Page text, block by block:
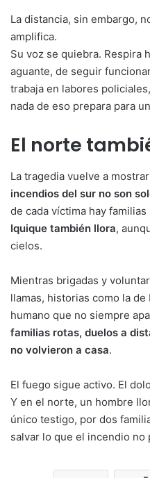
La distancia, sin embargo,
amplifica.
Su voz se quiebra. Respira
aguante, de seguir
trabaja en labores
nada de eso prepara para
El norte
La tragedia vuelve a
incendios del sur no son
de cada víctima hay
Iquique también llora,
cielos.
Mientras brigadas y
llamas, historias como la
humano que no siempre
familias rotas, duelos a
no volvieron a casa.
El fuego sigue activo. El
Y en el norte, un hombre
único testigo, por dos
salvar lo que el incendio no